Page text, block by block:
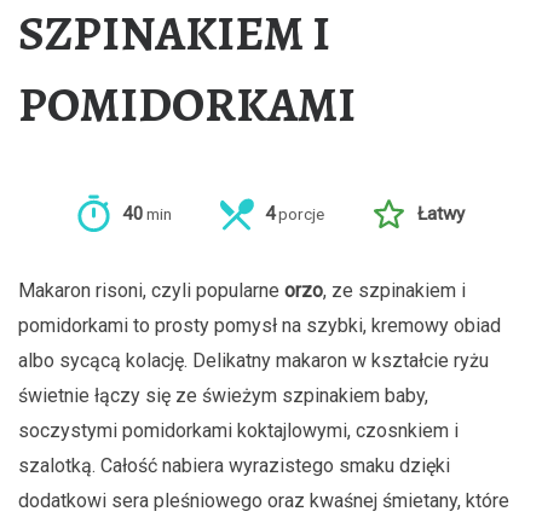
SZPINAKIEM I
POMIDORKAMI
40min 4porcje Łatwy
Makaron risoni, czyli popularne orzo, ze szpinakiem i
pomidorkami to prosty pomysł na szybki, kremowy obiad
albo sycącą kolację. Delikatny makaron w kształcie ryżu
świetnie łączy się ze świeżym szpinakiem baby,
soczystymi pomidorkami koktajlowymi, czosnkiem i
szalotką. Całość nabiera wyrazistego smaku dzięki
dodatkowi sera pleśniowego oraz kwaśnej śmietany, które